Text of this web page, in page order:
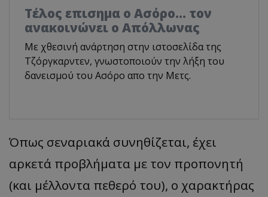
Tέλος επισημα ο Ασόρο... τον
ανακοινώνει ο Απόλλωνας
Με χθεσινή ανάρτηση στην ιστοσελίδα της
Τζόργκαρντεν, γνωστοποιούν την λήξη του
δανεισμού του Ασόρο απο την Μετς.
Όπως σεναριακά συνηθίζεται, έχει
αρκετά προβλήματα με τον προπονητή
(και μέλλοντα πεθερό του), ο χαρακτήρας